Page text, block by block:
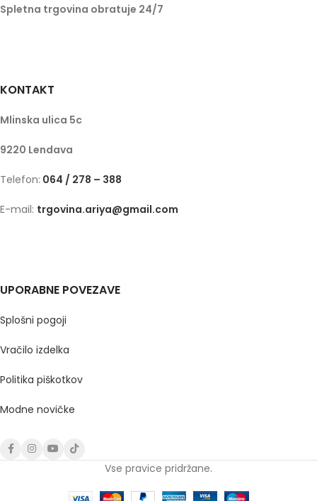
Spletna trgovina obratuje 24/7
KONTAKT
Mlinska ulica 5c
9220 Lendava
Telefon: 064 / 278 – 388
E-mail: trgovina.ariya@gmail.com
UPORABNE POVEZAVE
Splošni pogoji
Vračilo izdelka
Politika piškotkov
Modne novičke
Vse pravice pridržane.